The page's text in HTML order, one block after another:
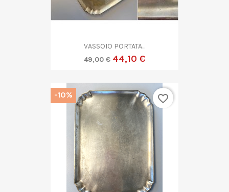
VASSOIO PORTATA...
49,00 € 44,10 €
-10% favorite_border